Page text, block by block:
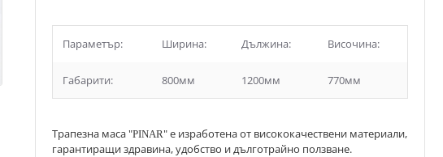
Параметър: Ширина: Дължина: Височина:
Габарити: 800мм 1200мм 770мм
Трапезна маса "PINAR" е изработена от висококачествени материали,
гарантиращи здравина, удобство и дълготрайно ползване.